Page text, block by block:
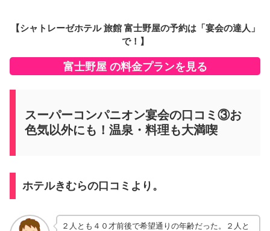
【シャトレーゼホテル 旅館 富士野屋の予約は「宴会の達人」
で！】
富士野屋 の料金プランを見る
スーパーコンパニオン宴会の口コミ③お
色気以外にも！温泉・料理も大満喫
ホテルきむらの口コミより。
２人とも４０才前後で希望通りの年齢だった。２人と